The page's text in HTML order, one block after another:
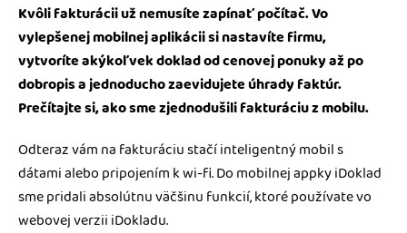
Kvôli fakturácii už nemusíte zapínať počítač. Vo
vylepšenej mobilnej aplikácii si nastavíte firmu,
vytvoríte akýkoľvek doklad od cenovej ponuky až po
dobropis a jednoducho zaevidujete úhrady faktúr.
Prečítajte si, ako sme zjednodušili fakturáciu z mobilu.
Odteraz vám na fakturáciu stačí inteligentný mobil s
dátami alebo pripojením k wi-fi. Do mobilnej appky iDoklad
sme pridali absolútnu väčšinu funkcií, ktoré používate vo
webovej verzii iDokladu.